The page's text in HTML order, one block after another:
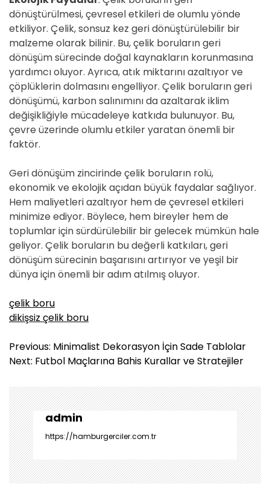
dönüştürülmesi, çevresel etkileri de olumlu yönde
etkiliyor. Çelik, sonsuz kez geri dönüştürülebilir bir
malzeme olarak bilinir. Bu, çelik boruların geri
dönüşüm sürecinde doğal kaynakların korunmasına
yardımcı oluyor. Ayrıca, atık miktarını azaltıyor ve
çöplüklerin dolmasını engelliyor. Çelik boruların geri
dönüşümü, karbon salınımını da azaltarak iklim
değişikliğiyle mücadeleye katkıda bulunuyor. Bu,
çevre üzerinde olumlu etkiler yaratan önemli bir
faktör.
Geri dönüşüm zincirinde çelik boruların rolü,
ekonomik ve ekolojik açıdan büyük faydalar sağlıyor.
Hem maliyetleri azaltıyor hem de çevresel etkileri
minimize ediyor. Böylece, hem bireyler hem de
toplumlar için sürdürülebilir bir gelecek mümkün hale
geliyor. Çelik boruların bu değerli katkıları, geri
dönüşüm sürecinin başarısını artırıyor ve yeşil bir
dünya için önemli bir adım atılmış oluyor.
çelik boru
dikişsiz çelik boru
Y
a
ı
g
e
z
i
n
m
Previous: Minimalist Dekorasyon İçin Sade Tablolar
Next: Futbol Maçlarına Bahis Kurallar ve Stratejiler
admin
https://hamburgerciler.com.tr